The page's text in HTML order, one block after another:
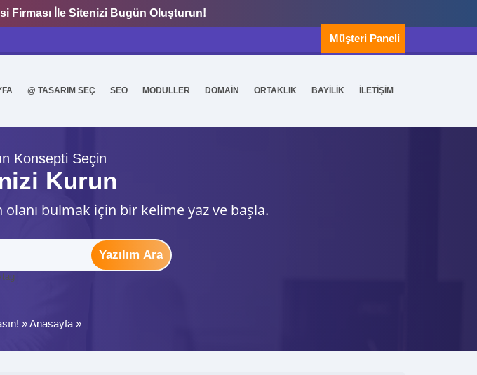
Firması İle Sitenizi Bugün Oluşturun!
Müşteri Paneli
@ TASARIM SEÇ SEO MODÜLLER DOMAİN ORTAKLIK BAYİLİK İLETİŞİM
Konsepti Seçin
Kurun
bulmak için bir kelime yaz ve başla.
Yazılım Ara
»Anasayfa »